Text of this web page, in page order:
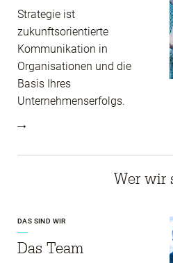
Strategie ist
zukunftsorientierte
Kommunikation in
Organisationen und die
Basis Ihres
Unternehmenserfolgs.
Wer wir
DAS SIND WIR
Das Team